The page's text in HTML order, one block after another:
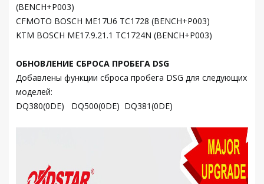
(BENCH+P003)
CFMOTO BOSCH ME17U6 TC1728 (BENCH+P003)
KTM BOSCH ME17.9.21.1 TC1724N (BENCH+P003)
ОБНОВЛЕНИЕ СБРОСА ПРОБЕГА DSG
Добавлены функции сброса пробега DSG для следующих
моделей:
DQ380(0DE) DQ500(0DE) DQ381(0DE)